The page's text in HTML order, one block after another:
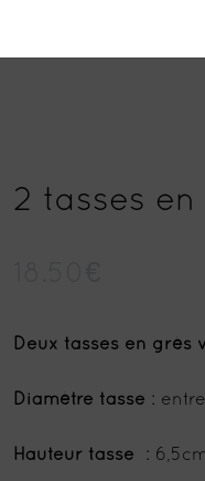
2 tasses en
Deux tasses en grès
Diamètre tasse : entre
Hauteur tasse :